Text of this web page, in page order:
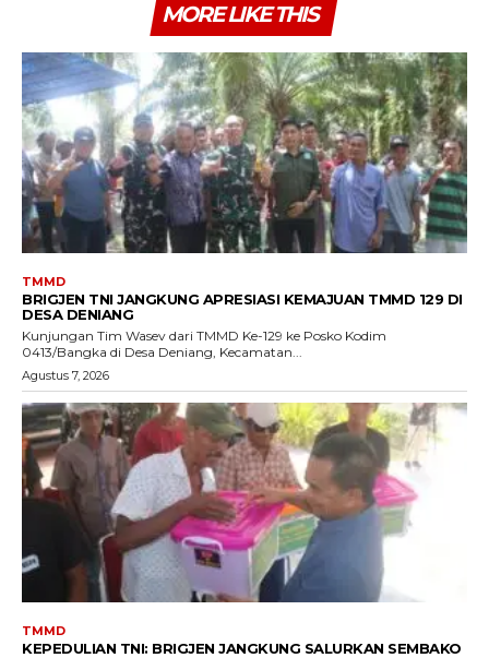
MORE LIKE THIS
TMMD
BRIGJEN TNI JANGKUNG APRESIASI KEMAJUAN TMMD 129 DI
DESA DENIANG
Kunjungan Tim Wasev dari TMMD Ke-129 ke Posko Kodim
0413/Bangka di Desa Deniang, Kecamatan...
Agustus 7, 2026
TMMD
KEPEDULIAN TNI: BRIGJEN JANGKUNG SALURKAN SEMBAKO